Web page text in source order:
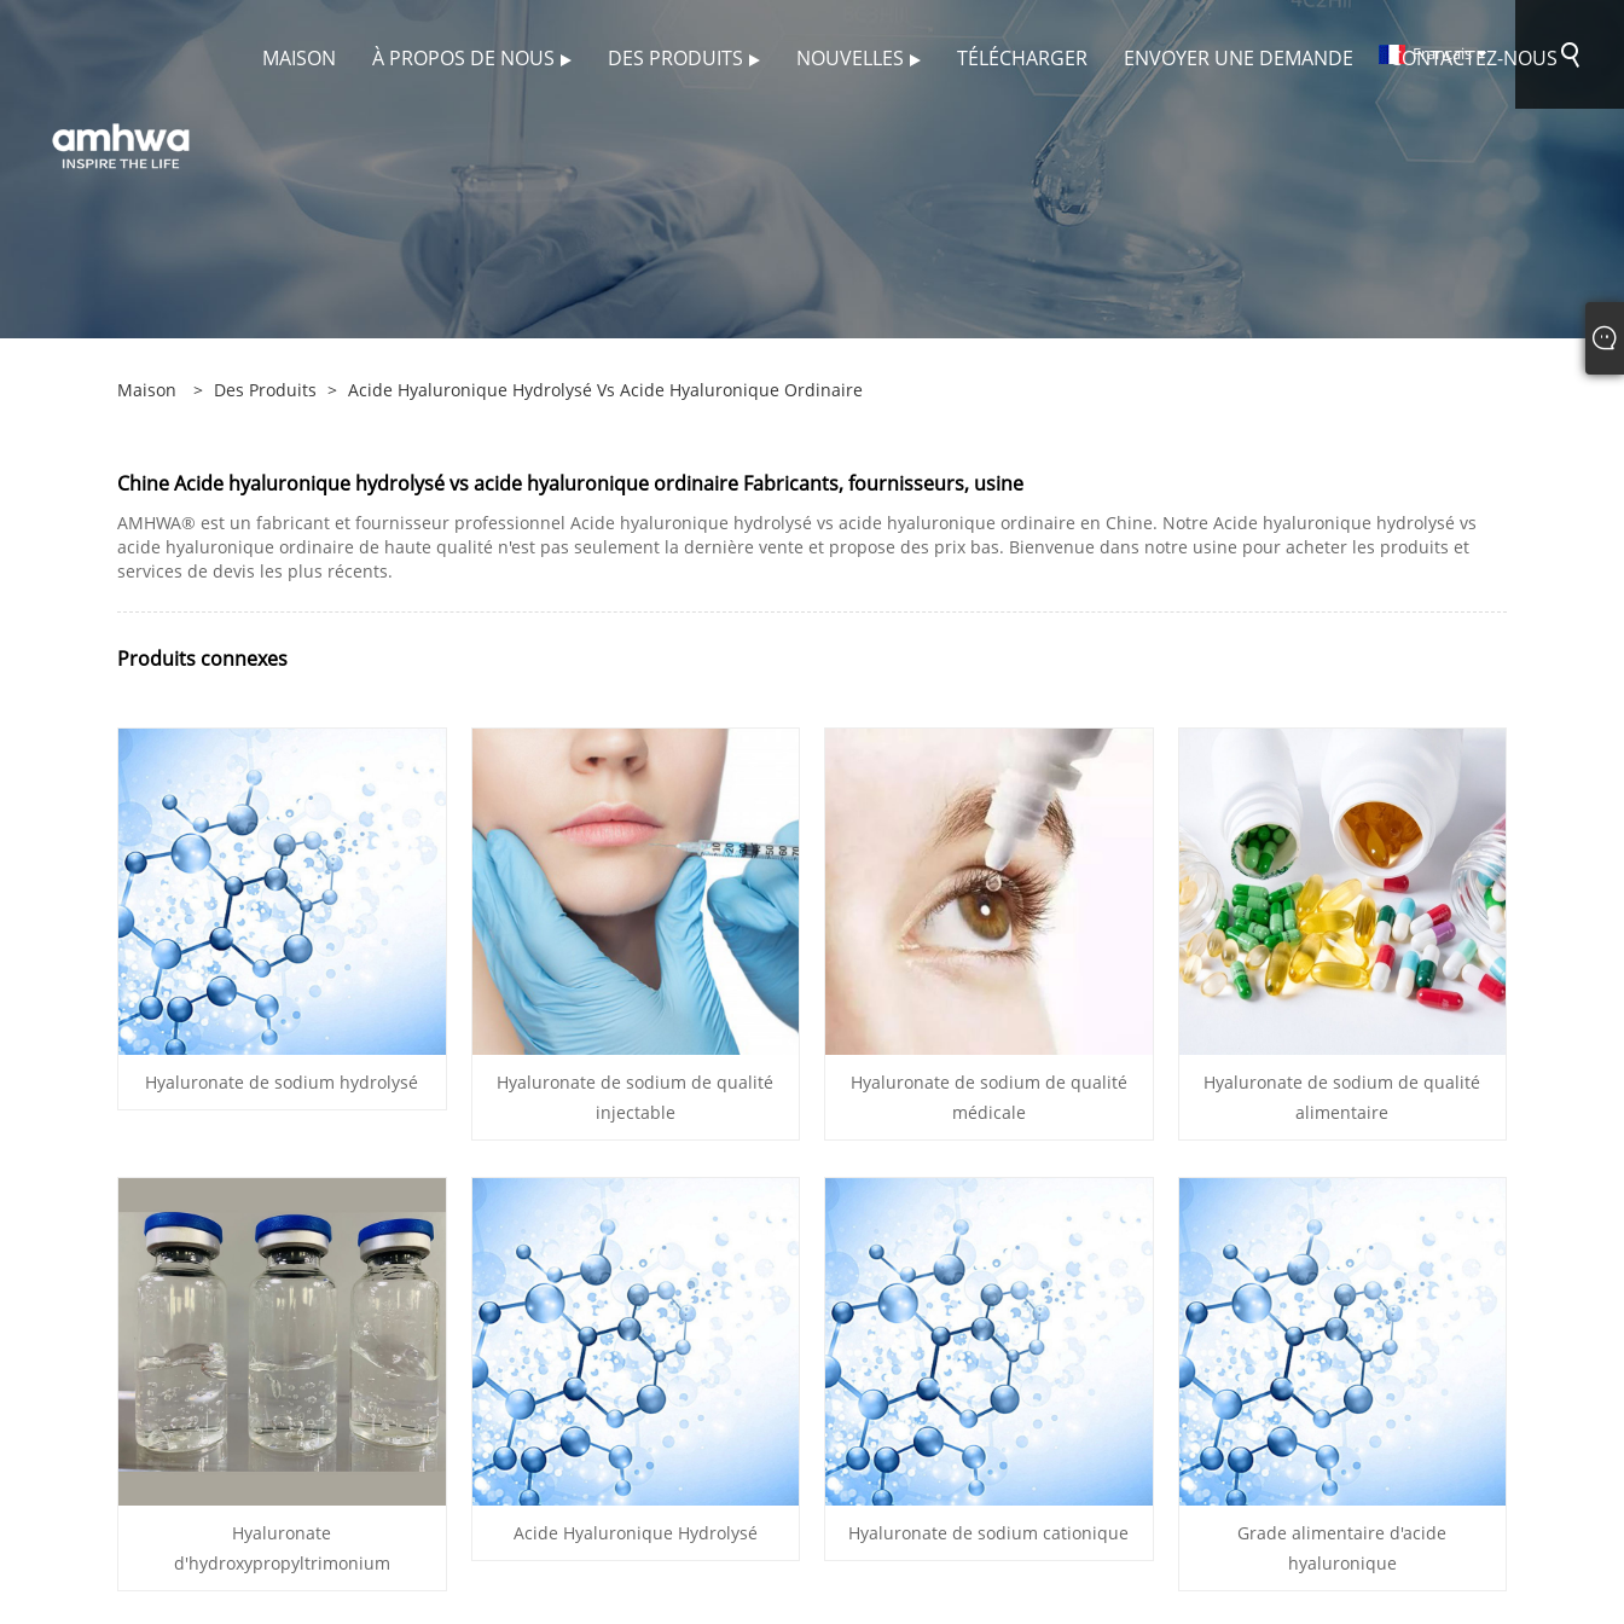
MAISON À PROPOS DE NOUS DES PRODUITS NOUVELLES TÉLÉCHARGER ENVOYER UNE DEMANDE CONTACTEZ-NOUS
Français
Maison > Des Produits > Acide Hyaluronique Hydrolysé Vs Acide Hyaluronique Ordinaire
Chine Acide hyaluronique hydrolysé vs acide hyaluronique ordinaire Fabricants, fournisseurs, usine
AMHWA® est un fabricant et fournisseur professionnel Acide hyaluronique hydrolysé vs acide hyaluronique ordinaire en Chine. Notre Acide hyaluronique hydrolysé vs
acide hyaluronique ordinaire de haute qualité n'est pas seulement la dernière vente et propose des prix bas. Bienvenue dans notre usine pour acheter les produits et
services de devis les plus récents.
Produits connexes
Hyaluronate de sodium hydrolysé
Hyaluronate de sodium de qualité
injectable
Hyaluronate de sodium de qualité
médicale
Hyaluronate de sodium de qualité
alimentaire
Hyaluronate
d'hydroxypropyltrimonium
Acide Hyaluronique Hydrolysé Hyaluronate de sodium cationique
Grade alimentaire d'acide
hyaluronique